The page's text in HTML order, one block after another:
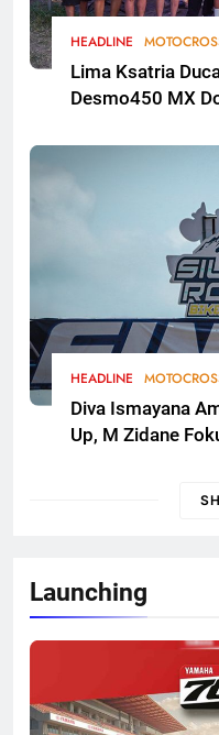
HEADLINE
Lima Ksatria
Desmo450 MX
HEADLINE
Diva Ismayana
Up, M Zidane
Launching